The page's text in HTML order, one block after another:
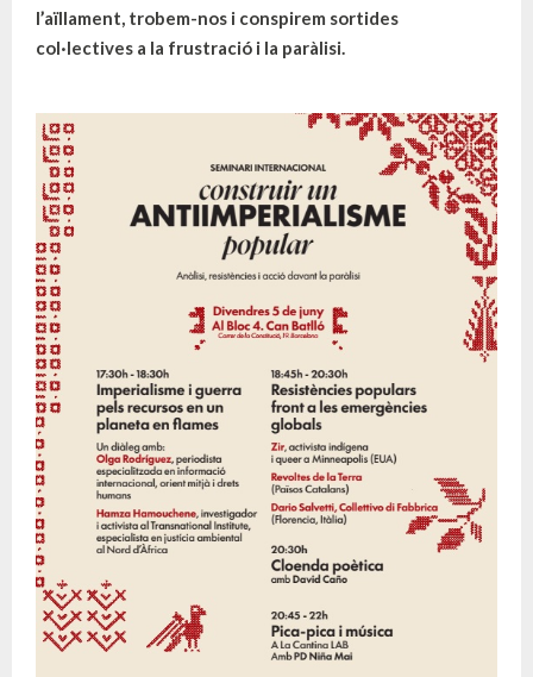
l’aïllament, trobem-nos i conspirem sortides
col·lectives a la frustració i la paràlisi.